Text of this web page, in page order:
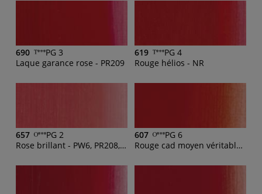
690
PG 3
Laque garance rose - PR209
619
PG 4
Rouge hélios - NR
657
PG 2
Rose brillant - PW6, PR208, PR209
607
PG 6
Rouge cad moyen véritable - PR108